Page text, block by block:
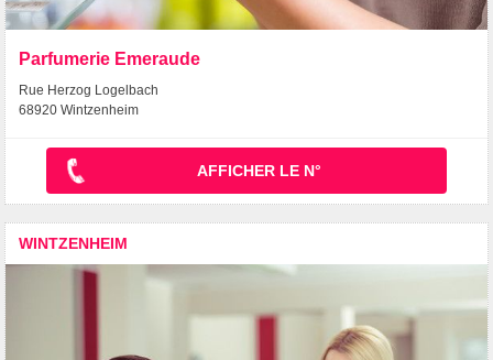
Parfumerie Emeraude
Rue Herzog Logelbach
68920 Wintzenheim
AFFICHER LE N°
WINTZENHEIM